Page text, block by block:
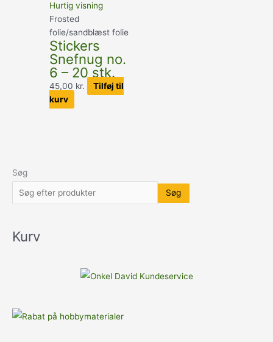
Hurtig visning
Frosted
folie/sandblæst folie
Stickers
Snefnug no.
6 – 20 stk.
45,00 kr.
Tilføj til
kurv
Søg
Søg
Kurv